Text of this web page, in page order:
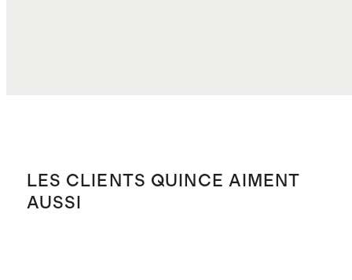
LES CLIENTS QUINCE AIMENT
AUSSI